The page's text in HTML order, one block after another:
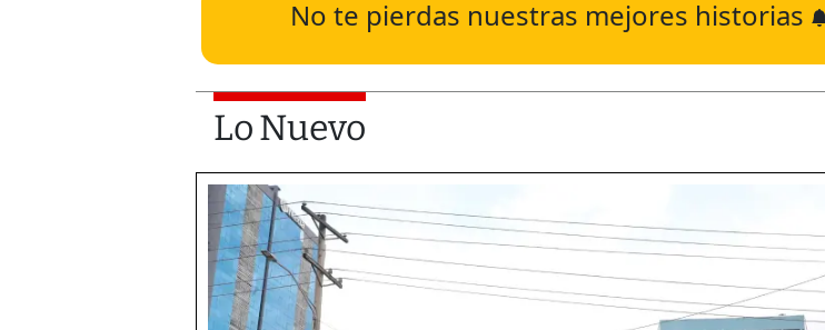
No te pierdas nuestras mejores historias
Lo Nuevo